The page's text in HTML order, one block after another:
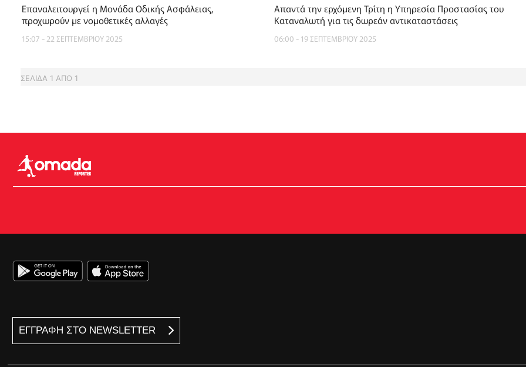
Επαναλειτουργεί η Μονάδα Οδικής Ασφάλειας,
προχωρούν με νομοθετικές αλλαγές
15:07 - 22 ΣΕΠΤΕΜΒΡΙΟΥ 2025
Απαντά την ερχόμενη Τρίτη η Υπηρεσία Προστασίας του
Καταναλωτή για τις δωρεάν αντικαταστάσεις
06:00 - 19 ΣΕΠΤΕΜΒΡΙΟΥ 2025
ΣΕΛΙΔΑ 1 ΑΠΟ 1
ΕΓΓΡΑΦΗ ΣΤΟ NEWSLETTER